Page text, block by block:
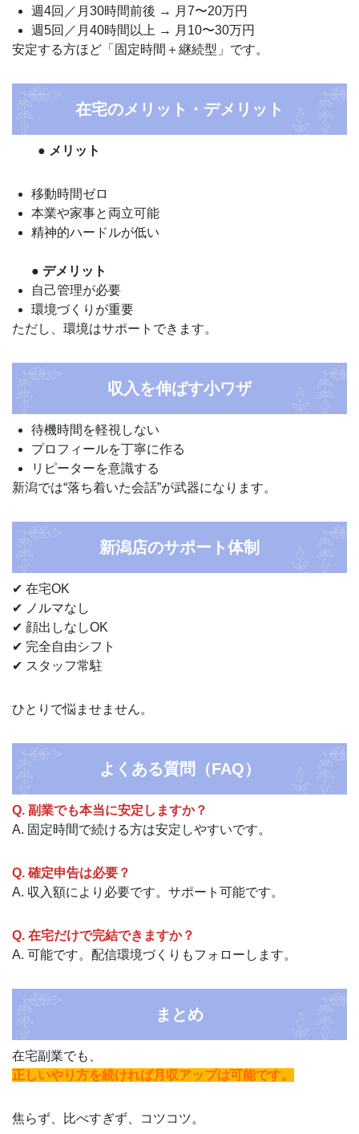
週4回／月30時間前後 → 月7〜20万円
週5回／月40時間以上 → 月10〜30万円
安定する方ほど「固定時間＋継続型」です。
在宅のメリット・デメリット
● メリット
移動時間ゼロ
本業や家事と両立可能
精神的ハードルが低い
● デメリット
自己管理が必要
環境づくりが重要
ただし、環境はサポートできます。
収入を伸ばす小ワザ
待機時間を軽視しない
プロフィールを丁寧に作る
リピーターを意識する
新潟では“落ち着いた会話”が武器になります。
新潟店のサポート体制
✔ 在宅OK
✔ ノルマなし
✔ 顔出しなしOK
✔ 完全自由シフト
✔ スタッフ常駐
ひとりで悩ませません。
よくある質問（FAQ）
Q. 副業でも本当に安定しますか？
A. 固定時間で続ける方は安定しやすいです。
Q. 確定申告は必要？
A. 収入額により必要です。サポート可能です。
Q. 在宅だけで完結できますか？
A. 可能です。配信環境づくりもフォローします。
まとめ
在宅副業でも、
正しいやり方を続ければ月収アップは可能です。
焦らず、比べすぎず、コツコツ。